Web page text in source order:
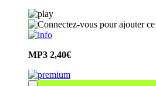
MP3 2,40€